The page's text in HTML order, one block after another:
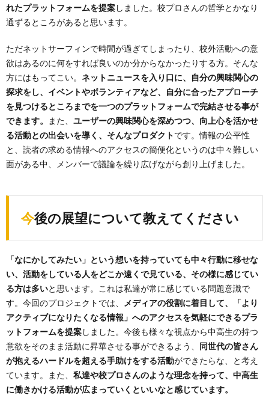
れたプラットフォームを提案しました。校プロさんの哲学とかなり
通ずるところがあると思います。
ただネットサーフィンで時間が過ぎてしまったり、校外活動への意
欲はあるのに何をすれば良いのか分からなかったりする方。そんな
方にはもってこい。 ネットニュースを入り口に、自分の興味関心の
探求をし、イベントやボランティアなど、自分に合ったアプローチ
を見つけるところまでを一つのプラットフォームで完結させる事が
できます。
また、 ユーザーの興味関心を深めつつ、向上心を活かせ
る活動との出会いを導く、そんなプロダクトです。情報の公平性
と、読者の求める情報へのアクセスの簡便化というのは中々難しい
面がある中、メンバーで議論を繰り広げながら創り上げました。
今後の展望について教えてください
「なにかしてみたい」という想いを持っていても中々行動に移せな
い、活動をしている人をどこか遠くで見ている、その様に感じてい
る方は多いと思います。これは私達が常に感じている問題意識で
す。今回のプロジェクトでは、
メディアの役割に着目して、「より
アクティブになりたくなる情報」へのアクセスを気軽にできるプラ
ットフォームを提案しました。今後も様々な視点から中高生の持つ
意欲をそのまま活動に昇華させる事ができるよう、 同世代の皆さん
が抱えるハードルを超える手助けをする活動ができたらな、と考え
ています。また、 私達や校プロさんのような理念を持って、中高生
に働きかける活動が広まっていくといいなと感じています。